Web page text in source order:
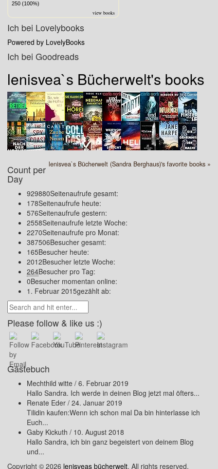
250 (100%)
view books
Ich bei Lovelybooks
Powered by LovelyBooks
Ich bei Goodreads
lenisvea`s Bücherwelt's books
lenisvea`s Bücherwelt (Sandra Berghaus)'s favorite books »
Count per
Day
929880Seitenaufrufe gesamt:
178Seitenaufrufe heute:
576Seitenaufrufe gestern:
2558Seitenaufrufe letzte Woche:
2270Seitenaufrufe pro Monat:
387506Besucher gesamt:
165Besucher heute:
2012Besucher letzte Woche:
264Besucher pro Tag:
0Besucher momentan online:
1. Februar 2015gezählt ab:
Please follow & like us :)
Gästebuch
Mechthild witte / 6. Februar 2019
Hallo Sandra. Ich werde in deinen Blog jetzt mal öfters...
Renate Eder / 24. Januar 2019
Tilidin kaufen:Wenn ich schon mal Da bin hinterlasse ich
Euch...
Gaby Kickuth / 10. August 2018
Hallo Sandra, ich bin ganz begeistert von deinem Blog
und...
Copyright © 2026 lenisveas bücherwelt. All rights reserved.